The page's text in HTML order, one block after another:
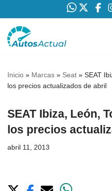
Saltar
Inicio » Marcas » Seat » SEAT
los precios actualizados de abril
SEAT Ibiza, León,
los precios
abril 11, 2013